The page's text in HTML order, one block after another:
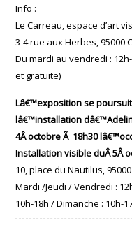
Info :
Le Carreau, espace d’art
3-4 rue aux Herbes, 95000
Du mardi au vendredi :
et gratuite)
Lâ€™exposition se
lâ€™installation
4Â octobre Ã 18h30
Installation visible duÂ 5Â
10, place du Nautilus,
Mardi /Jeudi / Vendredi :
10h-18h / Dimanche : 10h-